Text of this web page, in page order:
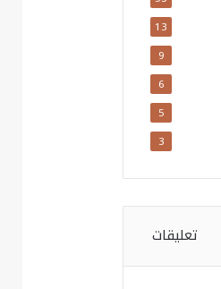
13
9
6
5
3
تعليقات